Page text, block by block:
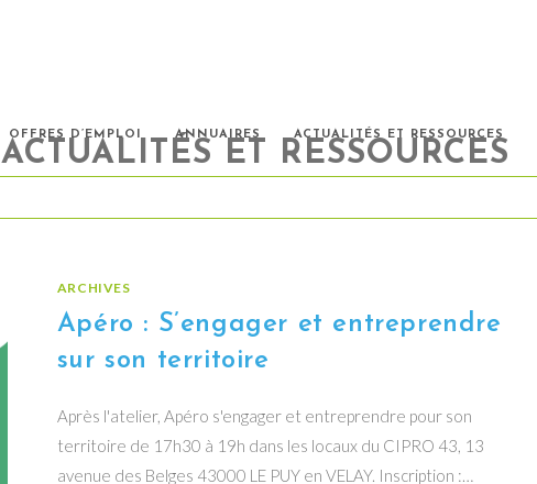
OFFRES D’EMPLOI ANNUAIRES ACTUALITÉS ET RESSOURCES
ACTUALITÉS ET RESSOURCES
ARCHIVES
Apéro : S’engager et entreprendre
sur son territoire
Après l'atelier, Apéro s'engager et entreprendre pour son
territoire de 17h30 à 19h dans les locaux du CIPRO 43, 13
avenue des Belges 43000 LE PUY en VELAY. Inscription :…